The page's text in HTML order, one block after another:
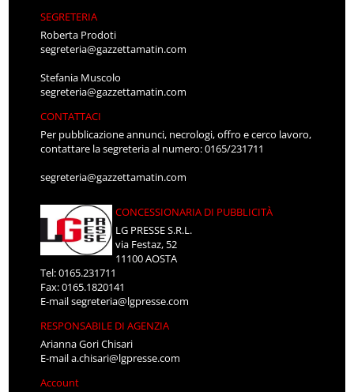
SEGRETERIA
Roberta Prodoti
segreteria@gazzettamatin.com
Stefania Muscolo
segreteria@gazzettamatin.com
CONTATTACI
Per pubblicazione annunci, necrologi, offro e cerco lavoro,
contattare la segreteria al numero: 0165/231711
segreteria@gazzettamatin.com
CONCESSIONARIA DI PUBBLICITÀ
LG PRESSE S.R.L.
via Festaz, 52
11100 AOSTA
Tel: 0165.231711
Fax: 0165.1820141
E-mailsegreteria@lgpresse.com
RESPONSABILE DI AGENZIA
Arianna Gori Chisari
E-maila.chisari@lgpresse.com
Account